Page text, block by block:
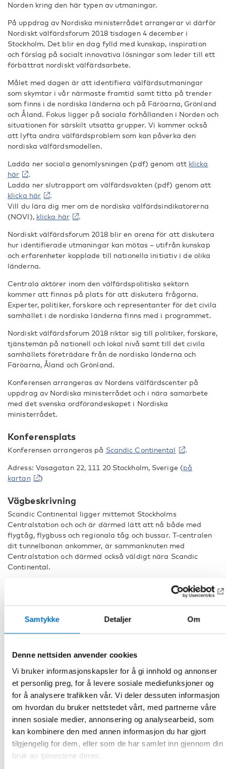
Samtykke Detaljer Om
Denne nettsiden anvender cookies
Vi bruker informasjonskapsler for å gi innhold og annonser
et personlig preg, for å levere sosiale mediefunksjoner og
for å analysere trafikken vår. Vi deler dessuten informasjon
om hvordan du bruker nettstedet vårt, med partnerne våre
innen sosiale medier, annonsering og analysearbeid, som
kan kombinere den med annen informasjon du har gjort
tilgjengelig for dem, eller som de har samlet inn gjennom din
bruk av tjenestene deres.
Norden kring den här typen av utmaningar.
På uppdrag av Nordiska ministerrådet arrangerar vi därför
Nordiskt välfärdsforum 2018 tisdagen 4 december i
Stockholm. Det blir en dag fylld med kunskap, inspiration
och förslag på socialt innovativa lösningar som leder till ett
förbättrat nordiskt välfärdsarbete.
Målet med dagen är att identifiera välfärdsutmaningar
som skymtar i vår närmaste framtid samt titta på trender
som finns i de nordiska länderna och på Färöarna, Grönland
och Åland. Fokus ligger på sociala förhållanden i Norden och
situationen för särskilt utsatta grupper. Vi kommer också
att lyfta andra välfärdsproblem som kan påverka den
nordiska välfärdsmodellen.
Ladda ner sociala genomlysningen (pdf) genom att klicka
här
.
Ladda ner slutrapport om välfärdsvakten (pdf) genom att
klicka här
.
Vill du lära dig mer om de nordiska välfärdsindikatorerna
(NOVI), klicka här .
Nordiskt välfärdsforum 2018 blir en arena för att diskutera
hur identifierade utmaningar kan mötas – utifrån kunskap
och erfarenheter kopplade till nationella initiativ i de olika
länderna.
Centrala aktörer inom den välfärdspolitiska sektorn
kommer att finnas på plats för att diskutera frågorna.
Experter, politiker, forskare och representanter för det civila
samhället i de nordiska länderna finns med i programmet.
Nordiskt välfärdsforum 2018 riktar sig till politiker, forskare,
tjänstemän på nationell och lokal nivå samt till det civila
samhällets företrädare från de nordiska länderna och
Färöarna, Åland och Grönland.
Konferensen arrangeras av Nordens välfärdscenter på
uppdrag av Nordiska ministerrådet och i nära samarbete
med det svenska ordförandeskapet i Nordiska
ministerrådet.
Konferensplats
Konferensen arrangeras på Scandic Continental .
Adress: Vasagatan 22, 111 20 Stockholm, Sverige (på
kartan
)
Vägbeskrivning
Scandic Continental ligger mittemot Stockholms
Centralstation och och är därmed lätt att nå både med
flygtåg, flygbuss och regionala tåg och bussar. T-centralen
dit tunnelbanan ankommer, är sammanknuten med
Centralstation och därmed också väldigt nära Scandic
Continental.
Information om kollektivtrafik i Stockholm finns på sl.se
Stockholm Arlanda Flygplats ligger cirka 42 km från
hotellet. Från flygplatsen är det smidigt att taArlanda
och från Arlanda flygplats tar 20 minuter och biljetter
går att köpa i biljettautomater eller ombord på tåget.
Ett alternativ till flygtåget är flygbuss från Arlanda till
Stockholms centralstation. Information om flygbussar
hittar duhär
. Det går självklart också fint att ta taxi
direkt till hotellet från Arlanda. Priset ska då ligga
mellan 495 och 550 SEK. Vi rekommenderar följande
taxibolag: Taxi Stockholm, Sverige Taxi eller Taxi Kurir.
Taxi finns i direkt anslutning till Arlanda.
Bromma Stockholm Flygplats ligger 9 km från hotellet.